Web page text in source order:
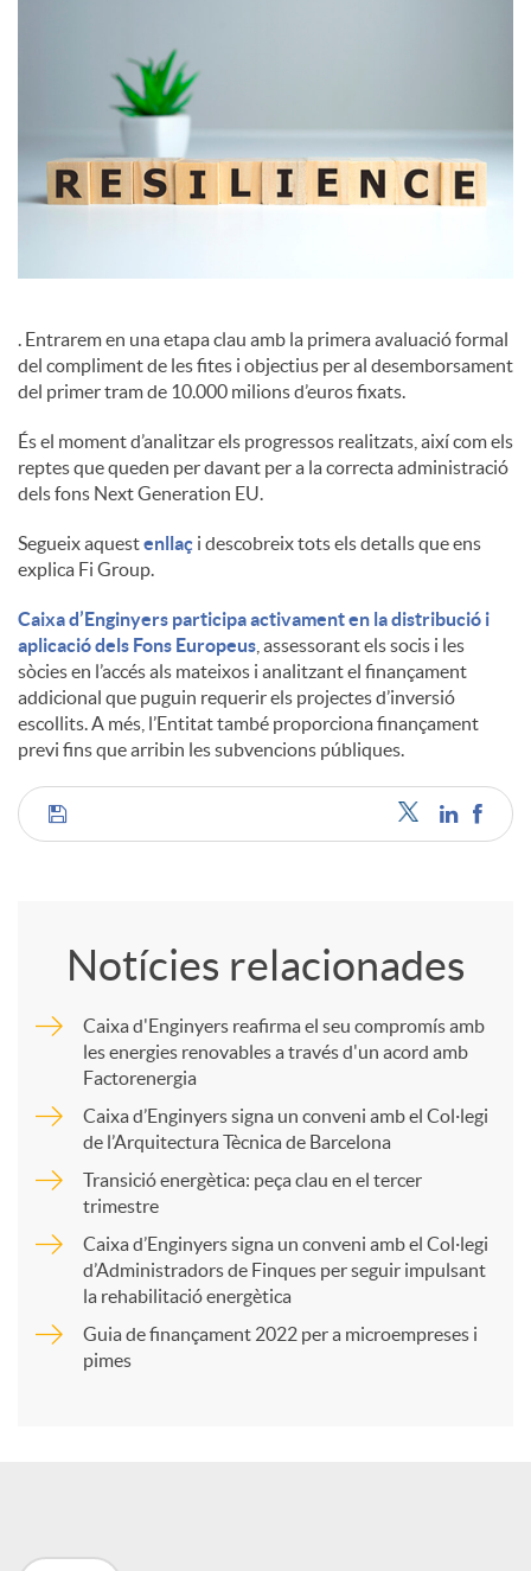
a
. Entrarem en una etapa clau amb la primera avaluació formal
del compliment de les fites i objectius per al desemborsament
del primer tram de 10.000 milions d’euros fixats.
És el moment d’analitzar els progressos realitzats, així com els
reptes que queden per davant per a la correcta administració
dels fons Next Generation EU.
Segueix aquestenllaç i descobreix tots els detalls que ens
explica Fi Group.
Caixa d’Enginyers participa activament en la distribució i
aplicació dels Fons Europeus , assessorant els socis i les
sòcies en l’accés als mateixos i analitzant el finançament
addicional que puguin requerir els projectes d’inversió
escollits. A més, l’Entitat també proporciona finançament
previ fins que arribin les subvencions públiques.
C
r
Notícies relacionades
Caixa d'Enginyers reafirma el seu compromís amb
les energies renovables a través d'un acord amb
Factorenergia
Caixa d’Enginyers signa un conveni amb el Col·legi
de l’Arquitectura Tècnica de Barcelona
Transició energètica: peça clau en el tercer
trimestre
Caixa d’Enginyers signa un conveni amb el Col·legi
d’Administradors de Finques per seguir impulsant
la rehabilitació energètica
Guia de finançament 2022 per a microempreses i
pimes